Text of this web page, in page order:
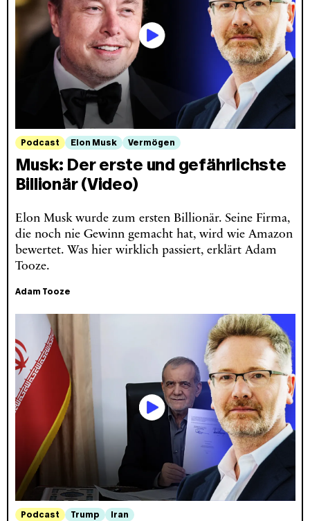
Podcast Elon Musk Vermögen
Musk: Der erste und gefährlichste
Billionär (Video)
Elon Musk wurde zum ersten Billionär. Seine Firma,
die noch nie Gewinn gemacht hat, wird wie Amazon
bewertet. Was hier wirklich passiert, erklärt Adam
Tooze.
Adam Tooze
Podcast Trump Iran